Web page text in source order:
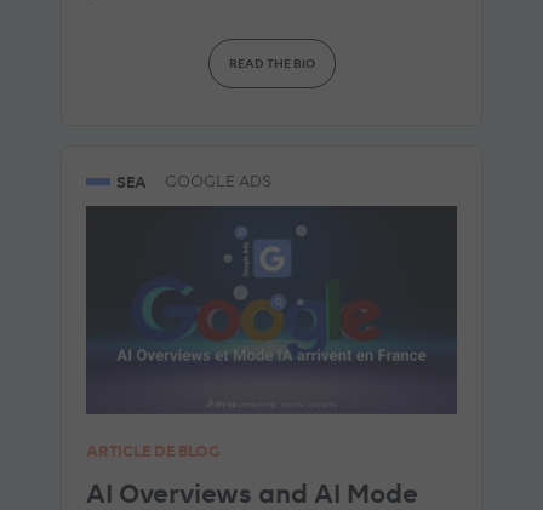
READ THE BIO
SEA GOOGLE ADS
ARTICLE DE BLOG
AI Overviews and AI Mode